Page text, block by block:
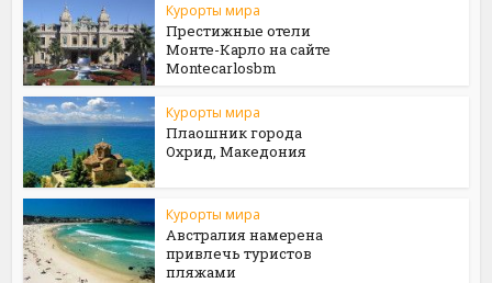
Курорты мира
Престижные отели
Монте-Карло на сайте
Мontecarlosbm
Курорты мира
Плаошник города
Охрид, Македония
Курорты мира
Австралия намерена
привлечь туристов
пляжами